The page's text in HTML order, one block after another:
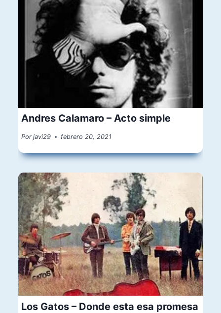
Andres Calamaro – Acto simple
Por javi29 febrero 20, 2021
Los Gatos – Donde esta esa promesa